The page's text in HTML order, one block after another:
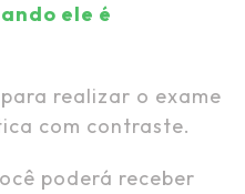
ele é
realizar o exame
com contraste.
poderá receber